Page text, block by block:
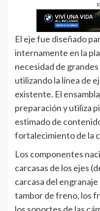
El eje fue diseñado
internamente en la
necesidad de
utilizando la línea de
existente. El
preparación y utiliza
estimado de
fortalecimiento de la
Los componentes
carcasas de los ejes
carcasa del
tambor de freno, los